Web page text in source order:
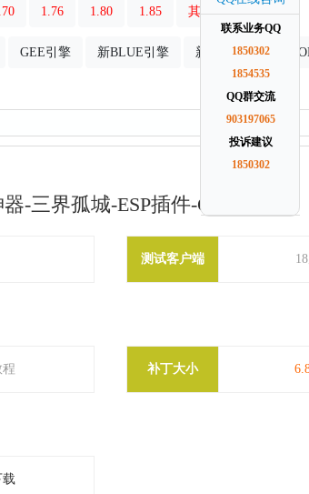
1.76 1.80 1.85 其它类型
GEE引擎 新BLUE引擎 新GOM引擎
-三界孤城-ESP插件-GOM引擎
测试客户端
补丁大小
载
联系业务QQ
1850302
1854535
QQ群交流
903197065
投诉建议
1850302